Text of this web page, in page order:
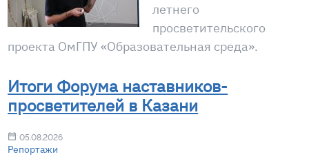
летнего
просветительского
проекта ОмГПУ «Образовательная среда».
Итоги Форума наставников-
просветителей в Казани
05.08.2026
Репортажи